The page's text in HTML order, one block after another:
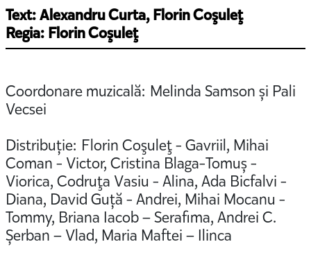
Text: Alexandru Curta, Florin Coşuleţ
Regia: Florin Coşuleţ
Coordonare muzicală: Melinda Samson și Pali
Vecsei
Distribuție: Florin Coşuleţ - Gavriil, Mihai
Coman - Victor, Cristina Blaga-Tomuș -
Viorica, Codruţa Vasiu - Alina, Ada Bicfalvi -
Diana, David Guță - Andrei, Mihai Mocanu -
Tommy, Briana Iacob – Serafima, Andrei C.
Șerban – Vlad, Maria Maftei – Ilinca